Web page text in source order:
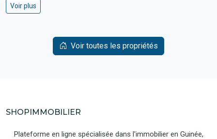
Voir plus
Voir toutes les propriétés
SHOPIMMOBILIER
Plateforme en ligne spécialisée dans l'immobilier en Guinée,